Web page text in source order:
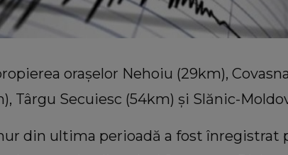
oraşelor Nehoiu (29km),
Târgu Secuiesc (54km) şi Slănic-
din ultima perioadă a fost înregistrat